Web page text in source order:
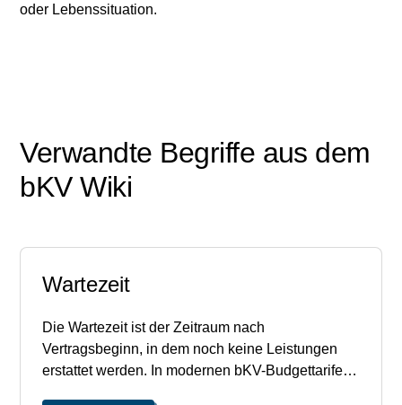
oder Lebenssituation.
Verwandte Begriffe aus dem
bKV Wiki
Wartezeit
Die Wartezeit ist der Zeitraum nach
Vertragsbeginn, in dem noch keine Leistungen
erstattet werden. In modernen bKV-Budgettarifen